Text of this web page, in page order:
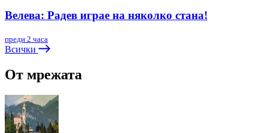
Велева: Радев играе на няколко стана!
преди 2 часа
Всички
От мрежата